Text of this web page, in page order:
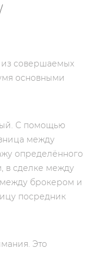
из совершаемых
основными
С помощью
между
определённого
в сделке между
брокером и
посредник
Это